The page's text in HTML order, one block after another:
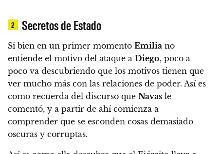
2 Secretos de Estado
Si bien en un primer momento Emilia no
entiende el motivo del ataque a Diego, poco a
poco va descubriendo que los motivos tienen que
ver mucho más con las relaciones de poder. Así es
como recuerda del discurso que Navas le
comentó, y a partir de ahí comienza a
comprender que se esconden cosas demasiado
oscuras y corruptas.